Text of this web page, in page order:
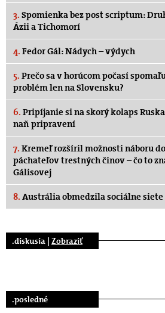
3. Spomienka bez post scriptum:
Ázii a Tichomorí
4. Fedor Gál: Nádych – výdych
5. Prečo sa v horúcom počasí
problém len na Slovensku?
6. Pripíjanie si na skorý kolaps
naň pripravení
7. Kremeľ rozšíril možnosti náboru
páchateľov trestných činov – čo to
Gálisovej
8. Austrália obmedzila sociálne siete
.diskusia | Zobraziť
.posledné